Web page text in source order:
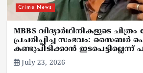
Crime News
MBBS വിദ്യാർഥിനികളുടെ
പ്രചരിപ്പിച്ച സംഭവം: സൈബർ
കണ്ടുപിടിക്കാൻ ഇടപെട്ടില്ലെന്ന്
July 23, 2026